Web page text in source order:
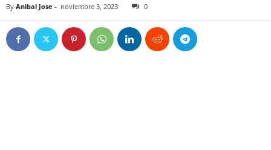
By Anibal Jose - noviembre 3, 2023 0